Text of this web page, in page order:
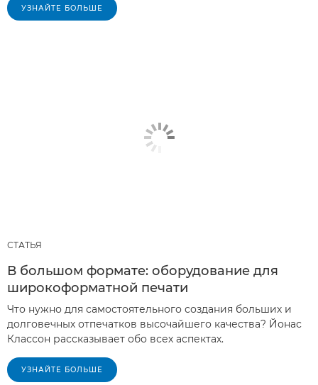
УЗНАЙТЕ БОЛЬШЕ
СТАТЬЯ
В большом формате: оборудование для
широкоформатной печати
Что нужно для самостоятельного создания больших и
долговечных отпечатков высочайшего качества? Йонас
Классон рассказывает обо всех аспектах.
УЗНАЙТЕ БОЛЬШЕ